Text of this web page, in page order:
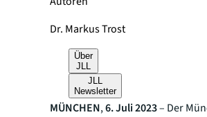
Dr. Markus Trost
Über
JLL
JLL
Newsletter
MÜNCHEN,6. Juli 2023– Der